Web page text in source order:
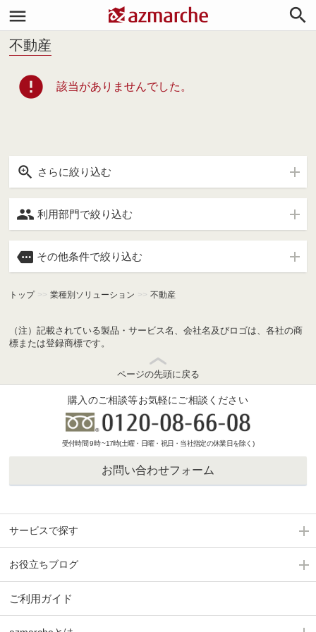


不動産
error 該当がありませんでした。
 さらに絞り込む
 利用部門で絞り込む
 その他条件で絞り込む
トップ >> 業種別ソリューション >> 不動産
（注）記載されている製品・サービス名、会社名及びロゴは、各社の商
標または登録商標です。
ページの先頭に戻る
購入のご相談等お気軽にご相談ください
受付時間 9時 ~17時(土曜・日曜・祝日・当社指定の休業日を除く)
お問い合わせフォーム
サービスで探す
お役立ちブログ
ご利用ガイド